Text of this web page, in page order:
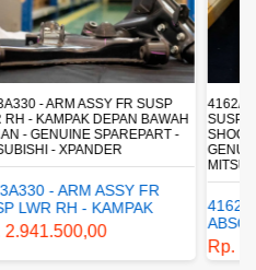
4162A413 - SHOCK ABSORBER RR
SUSP - SUSPENSI BELAKANG -
SHOCKBREAKER BELAKANG -
GENUINE SPAREPART -
MITSUBISHI - XPANDER
4162A413 - SHOCK
ABSORBER RR SUSP -
SUSPENSI BELAKANG -
SHOCKBREAKER BELAKANG